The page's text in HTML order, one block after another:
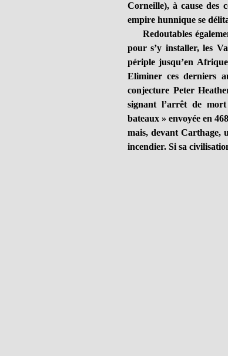
Corneille), à cause des
empire hunnique se
Redoutables
pour s’y installer, les
périple jusqu’en
Eliminer ces derniers
conjecture Peter
signant l’arrêt de
bateaux » envoyée en
mais, devant Carthage,
incendier. Si sa